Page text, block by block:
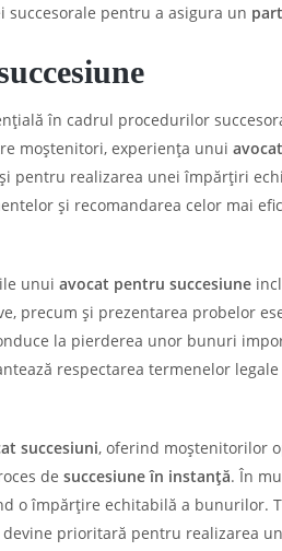
succesorale pentru a asigura un
în cadrul procedurilor
moștenitori, experiența unui
pentru realizarea unei împărțiri
și recomandarea celor mai
unui avocat pentru succesiune
precum și prezentarea probelor
la pierderea unor bunuri
respectarea termenelor
succesiuni, oferind moștenitorilor
de succesiune în instanță. În
o împărțire echitabilă a bunurilor.
prioritară pentru realizarea